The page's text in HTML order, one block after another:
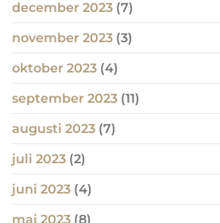
december 2023 (7)
november 2023 (3)
oktober 2023 (4)
september 2023 (11)
augusti 2023 (7)
juli 2023 (2)
juni 2023 (4)
maj 2023 (8)